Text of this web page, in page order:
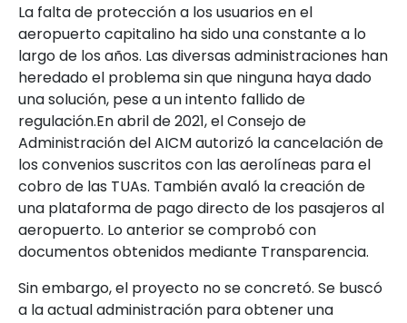
La falta de protección a los usuarios en el
aeropuerto capitalino ha sido una constante a lo
largo de los años. Las diversas administraciones han
heredado el problema sin que ninguna haya dado
una solución, pese a un intento fallido de
regulación.En abril de 2021, el Consejo de
Administración del AICM autorizó la cancelación de
los convenios suscritos con las aerolíneas para el
cobro de las TUAs. También avaló la creación de
una plataforma de pago directo de los pasajeros al
aeropuerto. Lo anterior se comprobó con
documentos obtenidos mediante Transparencia.
Sin embargo, el proyecto no se concretó. Se buscó
a la actual administración para obtener una